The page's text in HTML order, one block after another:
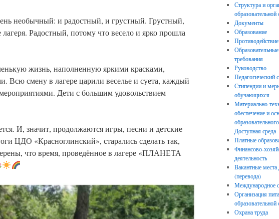
необычный: и радостный, и грустный. Грустный,
Радостный, потому что весело и ярко прошла
жизнь, наполненную яркими красками,
Всю смену в лагере царили веселье и суета, каждый
Дети с большим удовольствием
И, значит, продолжаются игры, песни и детские
ЦДО «Красноглинский», старались сделать так,
что время, проведённое в лагере «ПЛАНЕТА
Структура и
образовательной
Документы
Образование
требования
Руководство
Педагогический
Стипендии и
обучающихся
Материально-
обеспечение и
Доступная среда
Платные
Финансово-
деятельность
Вакантные
(перевода)
Международное
Организация
образовательной
Охрана труда